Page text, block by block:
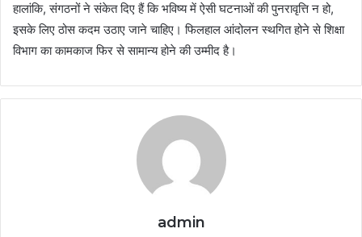
हालांकि, संगठनों ने संकेत दिए हैं कि भविष्य में ऐसी घटनाओं की पुनरावृत्ति न हो,
इसके लिए ठोस कदम उठाए जाने चाहिए। फिलहाल आंदोलन स्थगित होने से शिक्षा
विभाग का कामकाज फिर से सामान्य होने की उम्मीद है।
admin